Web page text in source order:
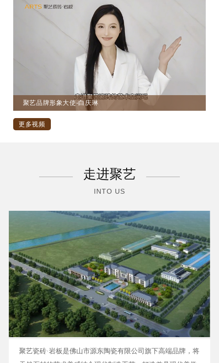
聚艺品牌形象大使-白庆琳
更多视频
走进聚艺
INTO US
聚艺瓷砖·岩板是佛山市源东陶瓷有限公司旗下高端品牌，将